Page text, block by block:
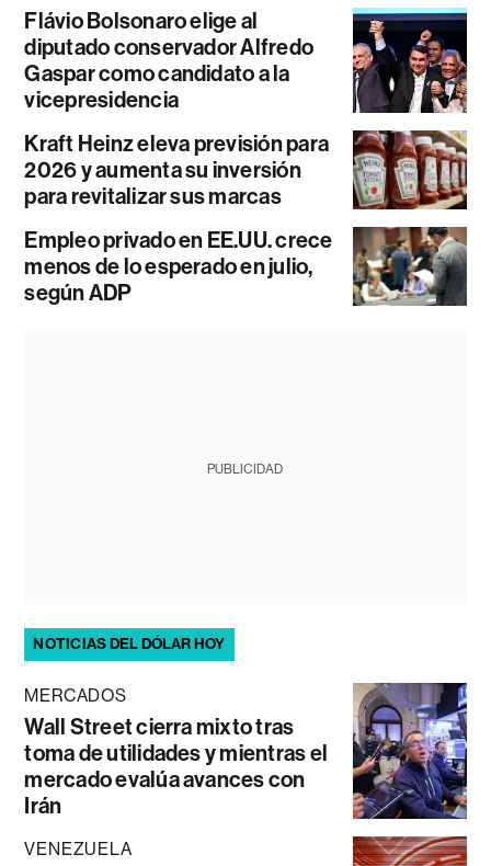
Flávio Bolsonaro elige al
diputado conservador Alfredo
Gaspar como candidato a la
vicepresidencia
Kraft Heinz eleva previsión para
2026 y aumenta su inversión
para revitalizar sus marcas
Empleo privado en EE.UU. crece
menos de lo esperado en julio,
según ADP
PUBLICIDAD
NOTICIAS DEL DÓLAR HOY
MERCADOS
Wall Street cierra mixto tras
toma de utilidades y mientras el
mercado evalúa avances con
Irán
VENEZUELA